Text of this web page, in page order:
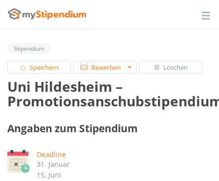
Stipendium
Speichern Bewerben Löschen
Uni Hildesheim –
Angaben zum Stipendium
Deadline
31. Januar
15. Juni